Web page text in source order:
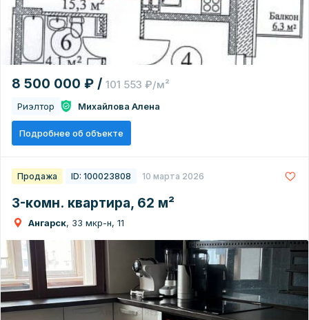
8 500 000 ₽ / 101 553 ₽/м²
Риэлтор Михайлова Алена
Подробнее об объекте
Продажа ID: 100023808 10 марта 2026
3-комн. квартира, 62 м²
Ангарск, 33 мкр-н, 11